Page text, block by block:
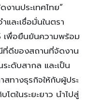
านประเทศไทย”
และเชื่อมั่นในตรา
พื่อยืนยันความพร้อม
ที่ดีของสถานที่จัดงาน
ะดับสากล และเป็น
ทางธุรกิจให้กับผู้ประ
โตในระยะยาว นำไปสู่